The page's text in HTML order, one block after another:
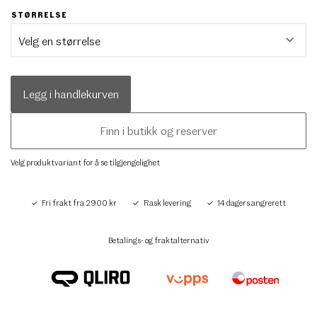
STØRRELSE
Legg i handlekurven
Finn i butikk og reserver
Velg produktvariant for å se tilgjengelighet
Fri frakt fra 2900 kr Rask levering 14 dagers angrerett
Betalings- og fraktalternativ